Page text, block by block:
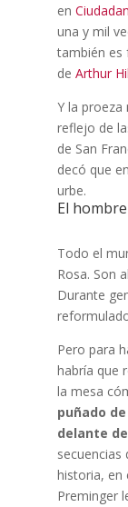
en
una y mil
también es
de Arthur
Y la proeza
reflejo de
de San
decó que
urbe.
El
Todo el
Rosa. Son
Durante
Pero para
habría que
la mesa
puñado
delante
historia, en
Preminger